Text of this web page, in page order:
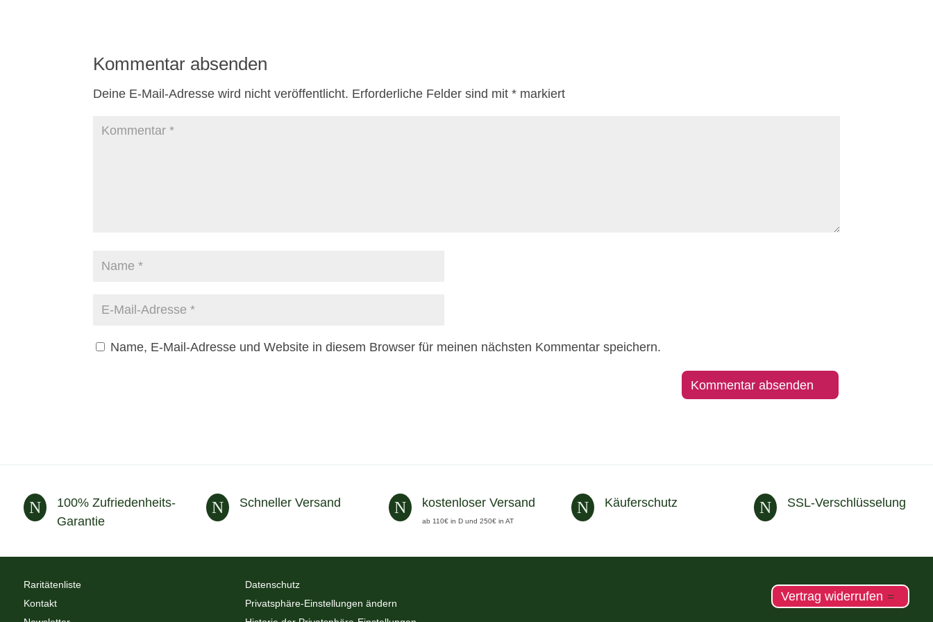
Kommentar absenden
Deine E-Mail-Adresse wird nicht veröffentlicht. Erforderliche Felder sind mit* markiert
Name, E-Mail-Adresse und Website in diesem Browser für meinen nächsten Kommentar speichern.
N
100% Zufriedenheits-
Garantie
N Schneller Versand N kostenloser Versand
ab 110€ in D und 250€ in AT
N Käuferschutz N SSL-Verschlüsselung
Raritätenliste
Kontakt
Datenschutz
Privatsphäre-Einstellungen ändern
Vertrag widerrufen